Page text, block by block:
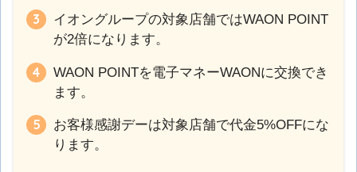
イオングループの対象店舗ではWAON POINT
が2倍になります。
WAON POINTを電子マネーWAONに交換でき
ます。
お客様感謝デーは対象店舗で代金5%OFFにな
ります。